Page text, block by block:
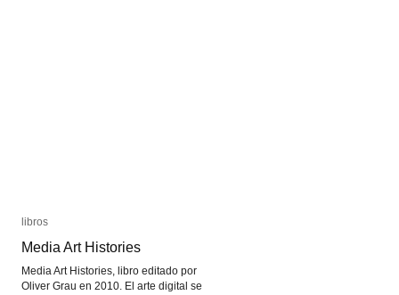
libros
Media Art Histories
Media Art Histories, libro editado por
Oliver Grau en 2010. El arte digital se
libros
Media Art Histories